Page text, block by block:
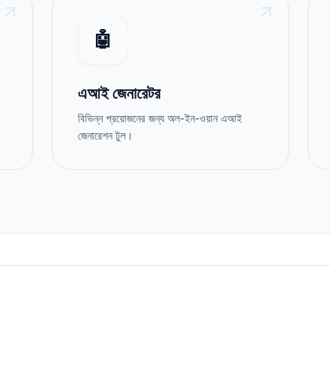
🤖
এআই জেনারেটর
বিভিন্ন প্রয়োজনের জন্য অল-ইন-ওয়ান এআই
জেনারেশন টুল।